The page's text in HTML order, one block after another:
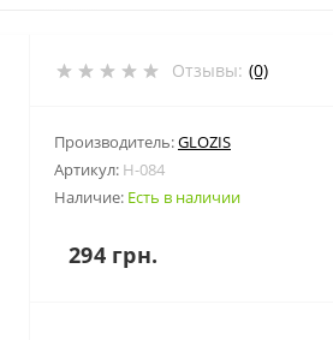
Отзывы: (0)
Производитель:GLOZIS
Артикул: H-084
Наличие: Есть в наличии
294 грн.